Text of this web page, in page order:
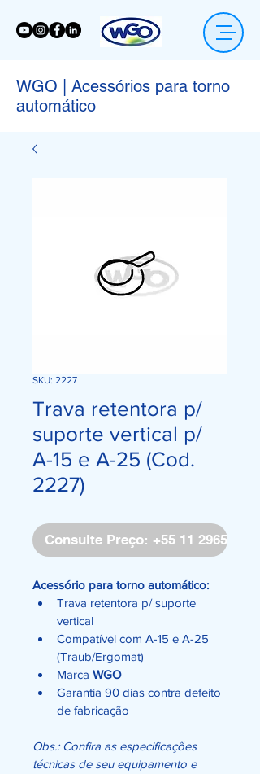
WGO | Acessórios para torno
automático
SKU: 2227
Trava retentora p/
suporte vertical p/
A-15 e A-25 (Cod.
2227)
Consulte Preço: +55 11 2965-4171
Acessório para torno automático:
Trava retentora p/ suporte
vertical
Compatível com A-15 e A-25
(Traub/Ergomat)
Marca WGO
Garantia 90 dias contra defeito
de fabricação
Obs.: Confira as especificações
técnicas de seu equipamento e